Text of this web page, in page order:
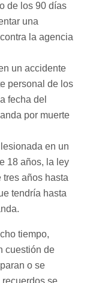
de los 90 días
una
la agencia
un accidente
personal de los
fecha del
por muerte
en un
18 años, la ley
años hasta
tendría hasta
tiempo,
cuestión de
o se